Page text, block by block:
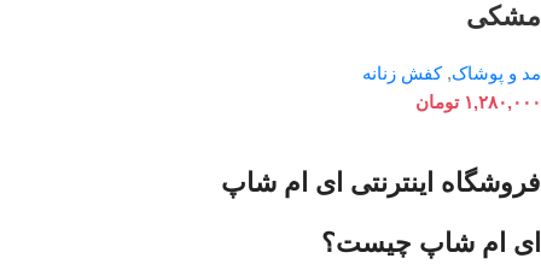
مشکی
مد و پوشاک, کفش زنانه
۱,۲۸۰,۰۰۰ تومان
فروشگاه اینترنتی ای ام شاپ
ای ام شاپ چیست؟